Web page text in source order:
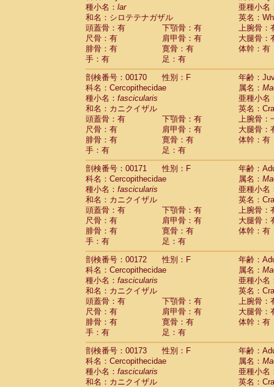
種小名： lar
亜種小名
和名：シロテテナガザル
英名：
頭蓋骨：有
下顎骨：有
上腕骨：
尺骨：有
肩甲骨：有
大腿骨：
腓骨：有
寛骨：有
体幹：有
手：有
足：有
剖検番号：00170
性別：F
年齢：
科名：Cercopithecidae
属名：
種小名： fascicularis
亜種小名
和名：カニクイザル
英名：
頭蓋骨：有
下顎骨：有
上腕骨：
尺骨：有
肩甲骨：有
大腿骨：
腓骨：有
寛骨：有
体幹：有
手：有
足：有
剖検番号：00171
性別：F
年齢：
科名：Cercopithecidae
属名：
種小名： fascicularis
亜種小名
和名：カニクイザル
英名：
頭蓋骨：有
下顎骨：有
上腕骨：
尺骨：有
肩甲骨：有
大腿骨：
腓骨：有
寛骨：有
体幹：有
手：有
足：有
剖検番号：00172
性別：F
年齢：
科名：Cercopithecidae
属名：
種小名： fascicularis
亜種小名
和名：カニクイザル
英名：
頭蓋骨：有
下顎骨：有
上腕骨：
尺骨：有
肩甲骨：有
大腿骨：
腓骨：有
寛骨：有
体幹：有
手：有
足：有
剖検番号：00173
性別：F
年齢：
科名：Cercopithecidae
属名：
種小名： fascicularis
亜種小名
和名：カニクイザル
英名：